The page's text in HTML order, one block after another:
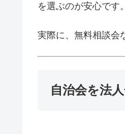
を選ぶのが安心です。
実際に、無料相談会
自治会を法